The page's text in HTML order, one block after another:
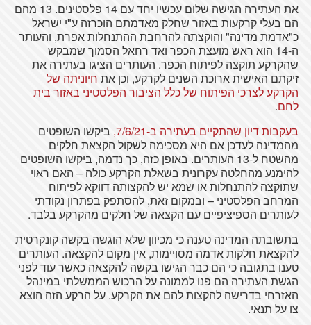
את העתירה הגישה שלום עכשיו יחד עם 14 פלסטינים. 13 מהם
הם בעלי קרקעות באזור שחלק מאדמתם הוכרזה ע"י ישראל
כ"אדמת מדינה" והוקצתה להרחבת ההתנחלות אפרת, והעותר
ה-14 הוא ראש מועצת הכפר ואד רחאל הסמוך שמבקש
שהקרקע תוקצה לפיתוח הכפר. העותרים הציגו בעתירה את
זיקתם האישית ארוכת השנים לקרקע, וכן את חיוניתה של
הקרקע לצרכי הפיתוח של כלל הציבור הפלסטיני באזור בית
לחם.
בעקבות דיון שהתקיים בעתירה ב-7/6/21,
ביקשו השופטים
מהמדינה לעדכן אם היא מסכימה לשקול הקצאת חלקים
מהשטח ל-13 העותרים. באופן כזה, כך נדמה, ביקשו השופטים
להימנע מהחלטה עקרונית בשאלת הקרקע כולה – האם ראוי
שתוקצה להתנחלות או שמא יש להקצותה דווקא לפיתוח
המרחב הפלסטיני – ובמקום זאת, להסתפק בפתרון נקודתי
לעותרים הספיציפיים עם הקצאה של חלקים מהקרקע בלבד.
בתשובתה המדינה טענה כי מכיוון שלא הוגשה בקשה קונקרטית
להקצאת חלקות אדמה מסויימות, אין מקום להקצאה. העותרים
טענו בתגובה כי הם כבר הגישו בקשה להקצאה כאשר עוד לפני
הגשת העתירה הם פנו לממונה על הרכוש הממשלתי במינהל
האזרחי בדרישה להקצות להם את הקרקע. על הרקע הזה הוצא
צו על תנאי.